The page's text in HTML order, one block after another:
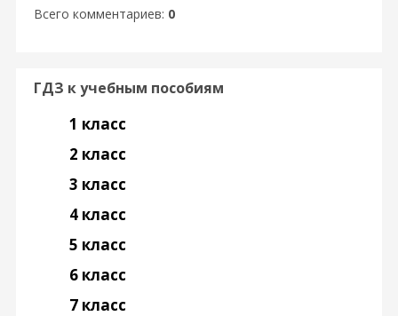
Всего комментариев: 0
ГДЗ к учебным пособиям
1 класс
2 класс
3 класс
4 класс
5 класс
6 класс
7 класс